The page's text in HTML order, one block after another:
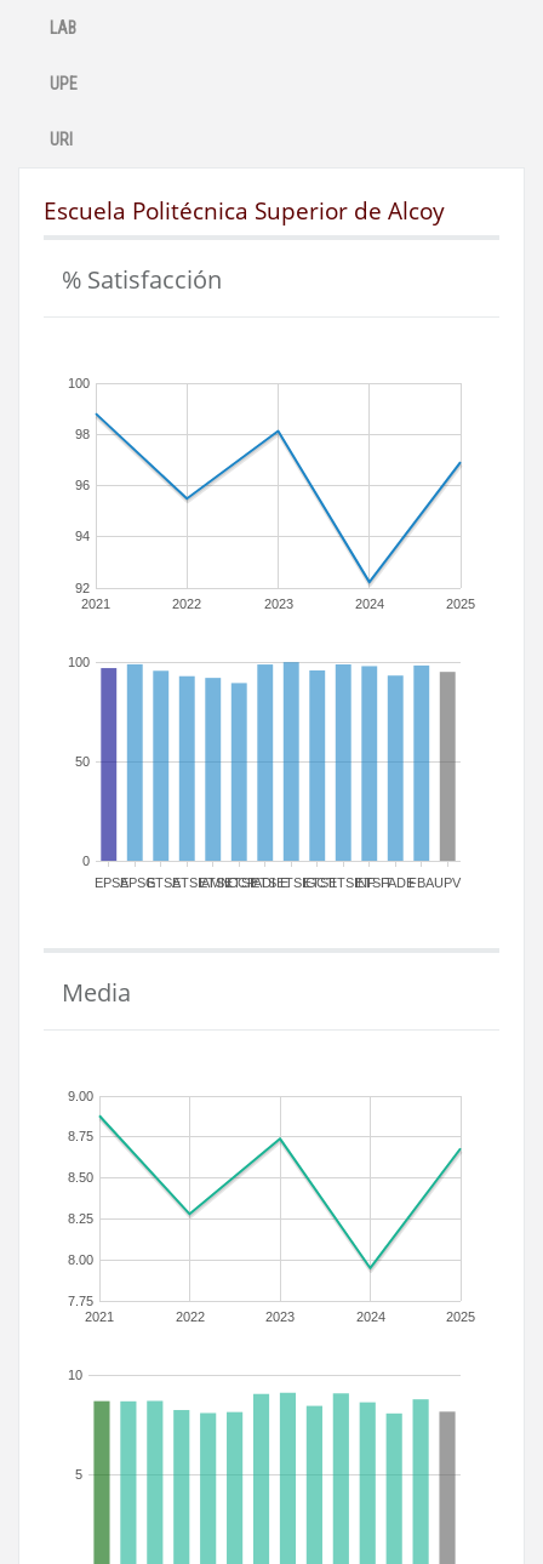
LAB
UPE
URI
Escuela Politécnica Superior de Alcoy
% Satisfacción
2021 2022 2023 2024 2025
92
94
96
98
100
EPSAEPSGETSAETSIAMN
ETSICCP
ETSIADI
ETSIEETSIGCT
ETSIIETSINFETSITFADEFBAUPV
0
50
100
Media
2021 2022 2023 2024 2025
7.75
8.00
8.25
8.50
8.75
9.00
5
10